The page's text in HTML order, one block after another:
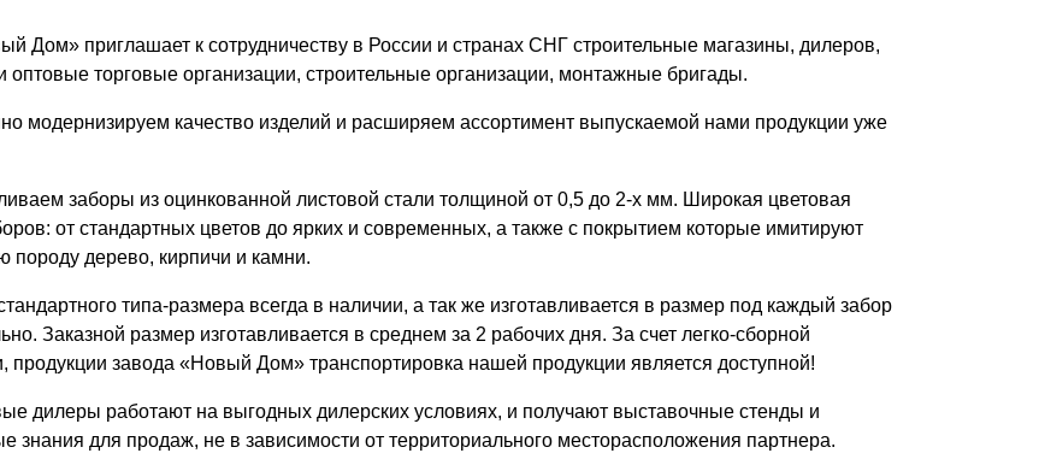
Горизонтальные заборы
Высокие заборы
Красивые, дизайнерские заборы
ВЫБОР ПО СПОСОБУ МОНТАЖА
Заборы под ключ
Готовые заборы
Комплекты заборов-лего "сделай сам"
Быстровозводимые заборы
Калитки
Входные группы
Панели для забора
Дом» приглашает к сотрудничеству в России и странах СНГ строительные магазины, дилеров,
оптовые торговые организации, строительные организации, монтажные бригады.
модернизируем качество изделий и расширяем ассортимент выпускаемой нами продукции уже
заборы из оцинкованной листовой стали толщиной от 0,5 до 2-х мм. Широкая цветовая
от стандартных цветов до ярких и современных, а также с покрытием которые имитируют
породу дерево, кирпичи и камни.
типа-размера всегда в наличии, а так же изготавливается в размер под каждый забор
Заказной размер изготавливается в среднем за 2 рабочих дня. За счет легко-сборной
продукции завода «Новый Дом» транспортировка нашей продукции является доступной!
дилеры работают на выгодных дилерских условиях, и получают выставочные стенды и
знания для продаж, не в зависимости от территориального месторасположения партнера.